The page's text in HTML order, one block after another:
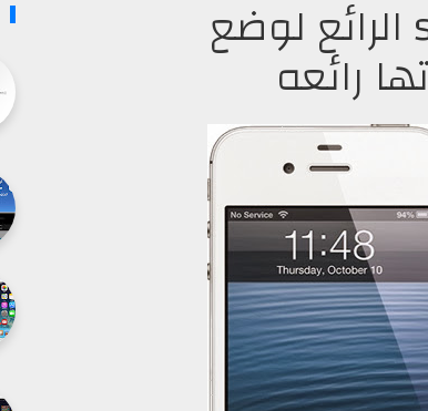
أداة الأسبوع simple mod الرائع لوضع
رائعه